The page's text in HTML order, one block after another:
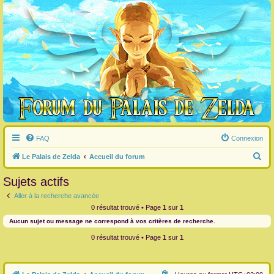
FAQ Connexion
Le Palais de Zelda Accueil du forum
e
e
r
Sujets actifs
Aller à la recherche avancée
0 résultat trouvé • Page 1 sur 1
Aucun sujet ou message ne correspond à vos critères de recherche.
0 résultat trouvé • Page 1 sur 1